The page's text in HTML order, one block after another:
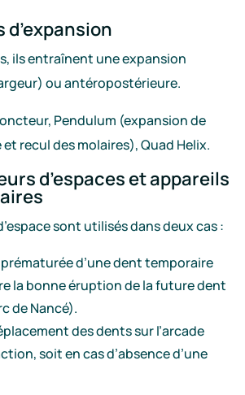
d’expansion
ils entraînent une expansion
ou antéropostérieure.
Pendulum (expansion de
et recul des molaires), Quad Helix.
d’espaces et appareils
sont utilisés dans deux cas :
d’une dent temporaire
la bonne éruption de la future dent
de Nancé).
des dents sur l’arcade
soit en cas d’absence d’une